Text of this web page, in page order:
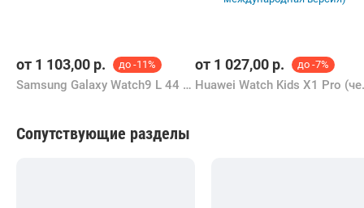
от 1 103,00 р. до -11%
Samsung Galaxy Watch9 L 44 мм (серебро)
от 1 027,00 р. до -7%
Huawei
Сопутствующие разделы